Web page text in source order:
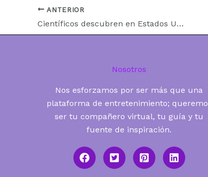
ANTERIOR
Científicos descubren en Estados Unidos uno de los mayores depósitos de litio del mundo bajo un antiguo cráter volcánico
Nosotros
Nos esforzamos por ser más que una
plataforma de entretenimiento;
ser tu compañero virtual, tu guía y tu
fuente de inspiración.